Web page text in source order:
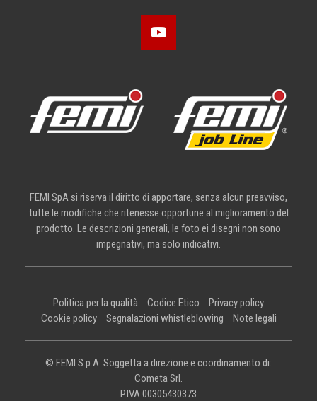
FEMI SpA si riserva il diritto di apportare, senza alcun preavviso,
tutte le modifiche che ritenesse opportune al miglioramento del
prodotto. Le descrizioni generali, le foto ei disegni non sono
impegnativi, ma solo indicativi.
Politica per la qualità Codice Etico
Privacy policy
Cookie policy
Segnalazioni whistleblowing Note legali
© FEMI S.p.A. Soggetta a direzione e coordinamento di:
Cometa Srl.
P.IVA 00305430373